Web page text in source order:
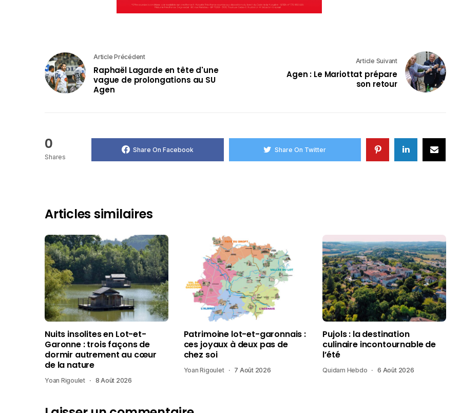
Article Précédent
Raphaël Lagarde en tête d'une
vague de prolongations au SU
Agen
Article Suivant
Agen : Le Mariottat prépare
son retour
0
Shares
Share On Facebook Share On Twitter
Articles similaires
Nuits insolites en Lot-et-
Garonne : trois façons de
dormir autrement au cœur
de la nature
Yoan Rigoulet 8 Août 2026
Patrimoine lot-et-garonnais :
ces joyaux à deux pas de
chez soi
Yoan Rigoulet 7 Août 2026
Pujols : la destination
culinaire incontournable de
l’été
Quidam Hebdo 6 Août 2026